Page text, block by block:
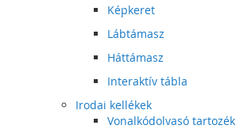
Képkeret
Lábtámasz
Háttámasz
Interaktív tábla
Irodai kellékek
Vonalkódolvasó tartozék